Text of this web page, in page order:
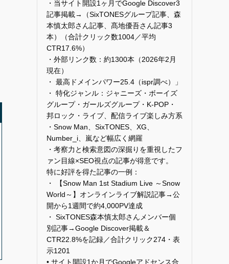
・当サイト開設1ヶ月でGoogle Discover3
記事掲載→（SixTONESグループ記事、森
本慎太郎さん記事、髙地優吾さん記事3
本）（合計クリック数1004／平均
CTR17.6%）
・外部リンク数：約1300本（2026年2月
現在）
・ 最高ドメインパワー25.4（ispr調べ）」
・ 特化ジャンル：ジャニーズ・ボーイズ
グループ・ガールズグループ・K-POP・
邦ロック・ライブ、配信ライブ楽しみ方系
・Snow Man、SixTONES、XG、
Number_i、嵐など幅広く網羅
・考察力と検索意図の深掘りを重視したフ
ァン目線×SEO視点の記事が得意です。
特に好評を得た記事の一例：
・ 【Snow Man 1st Stadium Live ～Snow
World～】オンラインライブ解説記事→公
開から1週間で約4,000PV達成
・ SixTONES森本慎太郎さんメンバー個
別記事→Google Discover掲載＆
CTR22.8%を記録／合計クリック274・表
示1201
• サイト開設1か月でGoogleアドセンス合